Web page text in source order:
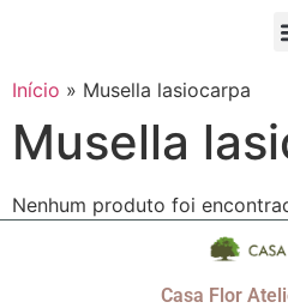
Início » Musella lasiocarpa
Musella
Nenhum produto foi
Casa Flor